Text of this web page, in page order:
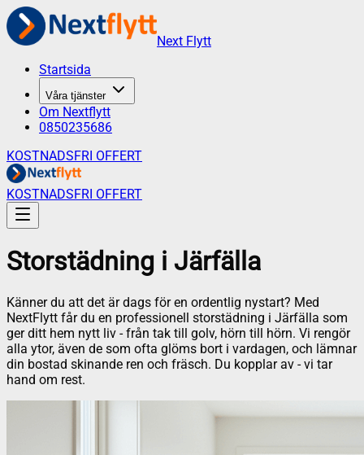
Next Flytt
Startsida
Våra tjänster
Om Nextflytt
0850235686
KOSTNADSFRI OFFERT
KOSTNADSFRI OFFERT
Storstädning i Järfälla
Känner du att det är dags för en ordentlig nystart? Med
NextFlytt får du en professionell storstädning i Järfälla som
ger ditt hem nytt liv - från tak till golv, hörn till hörn. Vi rengör
alla ytor, även de som ofta glöms bort i vardagen, och lämnar
din bostad skinande ren och fräsch. Du kopplar av - vi tar
hand om rest.